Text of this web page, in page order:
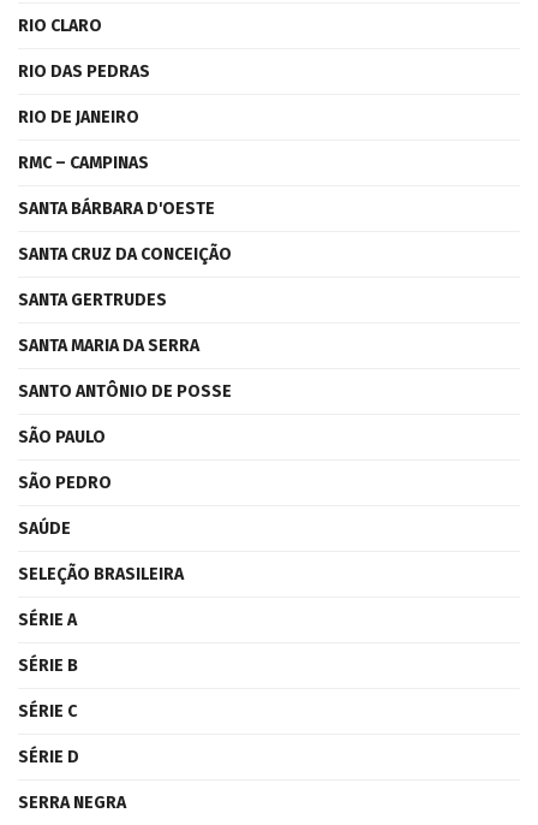
RIO CLARO
RIO DAS PEDRAS
RIO DE JANEIRO
RMC – CAMPINAS
SANTA BÁRBARA D'OESTE
SANTA CRUZ DA CONCEIÇÃO
SANTA GERTRUDES
SANTA MARIA DA SERRA
SANTO ANTÔNIO DE POSSE
SÃO PAULO
SÃO PEDRO
SAÚDE
SELEÇÃO BRASILEIRA
SÉRIE A
SÉRIE B
SÉRIE C
SÉRIE D
SERRA NEGRA